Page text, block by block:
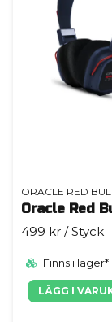
ORACLE RED
499 kr / Styck
Finns i lager*
LÄGG I